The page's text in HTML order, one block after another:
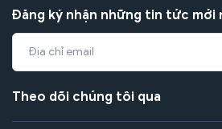
Đăng ký nhận những tin tức mới
Theo dõi chúng tôi qua